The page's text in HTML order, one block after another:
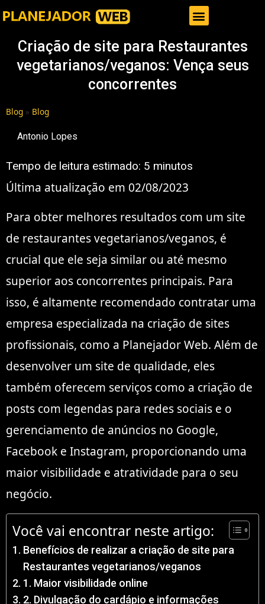
Criação de site para Restaurantes
vegetarianos/veganos: Vença seus
concorrentes
Blog » Blog
Antonio Lopes
Tempo de leitura estimado: 5 minutos
Última atualização em 02/08/2023
Para obter melhores resultados com um site
de restaurantes vegetarianos/veganos, é
crucial que ele seja similar ou até mesmo
superior aos concorrentes principais. Para
isso, é altamente recomendado contratar uma
empresa especializada na criação de sites
profissionais, como a Planejador Web. Além de
desenvolver um site de qualidade, eles
também oferecem serviços como a criação de
posts com legendas para redes sociais e o
gerenciamento de anúncios no Google,
Facebook e Instagram, proporcionando uma
maior visibilidade e atratividade para o seu
negócio.
Você vai encontrar neste artigo:
Benefícios de realizar a criação de site para
Restaurantes vegetarianos/veganos
1. Maior visibilidade online
2. Divulgação do cardápio e informações